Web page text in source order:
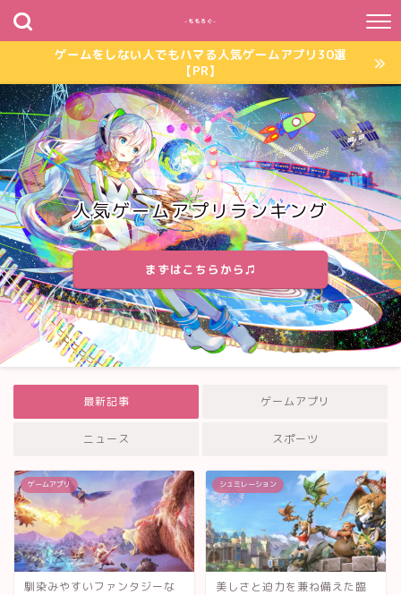
~ももろぐ~
ゲームをしない人でもハマる人気ゲームアプリ30選
【PR】
人気ゲームアプリランキング
まずはこちらから♫
最新記事 ゲームアプリ
ニュース スポーツ
ゲームアプリ
馴染みやすいファンタジーな
シュミレーション
美しさと迫力を兼ね備えた臨